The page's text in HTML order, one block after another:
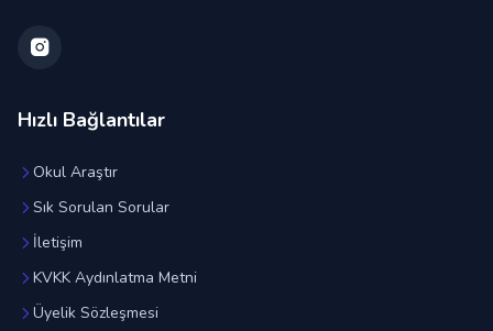
Hızlı Bağlantılar
Okul Araştır
Sık Sorulan Sorular
İletişim
KVKK Aydınlatma Metni
Üyelik Sözleşmesi